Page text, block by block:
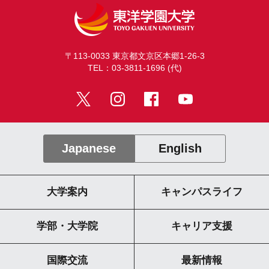
〒113-0033 東京都文京区本郷1-26-3
TEL：03-3811-1696 (代)
Japanese English
大学案内 キャンパスライフ
学部・大学院 キャリア支援
国際交流 最新情報